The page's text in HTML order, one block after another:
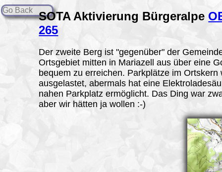
Go Back SOTA Aktivierung Bürgeralpe
265
Der zweite Berg ist "gegenüber" der
Ortsgebiet mitten in Mariazell aus über eine
bequem zu erreichen. Parkplätze im Ortskern
ausgelastet, abermals hat eine
nahen Parkplatz ermöglicht. Das Ding war
aber wir hätten ja wollen :-)